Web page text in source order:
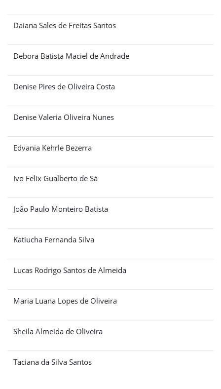
Daiana Sales de Freitas Santos
Debora Batista Maciel de Andrade
Denise Pires de Oliveira Costa
Denise Valeria Oliveira Nunes
Edvania Kehrle Bezerra
Ivo Felix Gualberto de Sá
João Paulo Monteiro Batista
Katiucha Fernanda Silva
Lucas Rodrigo Santos de Almeida
Maria Luana Lopes de Oliveira
Sheila Almeida de Oliveira
Taciana da Silva Santos